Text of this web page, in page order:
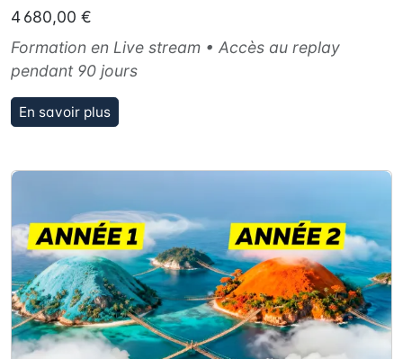
4 680,00 €
Formation en Live stream • Accès au replay
pendant 90 jours
En savoir plus